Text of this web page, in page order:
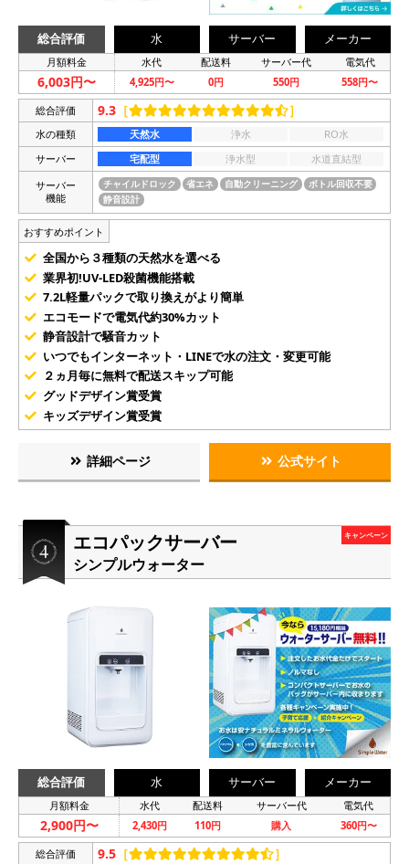
総合評価 水 サーバー メーカー
月額料金 水代 配送料 サーバー代 電気代
6,003円〜 4,925円〜 0円 550円 558円〜
総合評価 9.3 ［ ］
水の種類 天然水 浄水
RO水
サーバー
宅配型 浄水型
水道直結型
サーバー
機能
チャイルドロック 省エネ 自動クリーニング
ボトル回収不要
静音設計
おすすめポイント
全国から３種類の天然水を選べる
業界初!UV-LED殺菌機能搭載
7.2L軽量パックで取り換えがより簡単
エコモードで電気代約30%カット
静音設計で騒音カット
いつでもインターネット・LINEで水の注文・変更可能
２ヵ月毎に無料で配送スキップ可能
グッドデザイン賞受賞
キッズデザイン賞受賞
詳細ページ 公式サイト
エコパックサーバー
シンプルウォーター
キャンペーン
総合評価 水 サーバー メーカー
月額料金 水代 配送料 サーバー代 電気代
2,900円〜 2,430円 110円 購入 360円〜
総合評価 9.5 ［ ］